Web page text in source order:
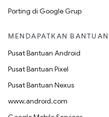
Porting di Google Grup
MENDAPATKAN BANTUAN
Pusat Bantuan Android
Pusat Bantuan Pixel
Pusat Bantuan Nexus
www.android.com